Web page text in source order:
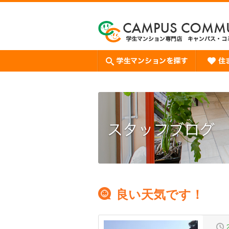
良い天気です！